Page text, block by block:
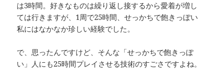
は3時間。好きなものは繰り返し接するから愛着が増し
ては行きますが、1周で25時間、せっかちで飽きっぽい
私にはなかなか珍しい経験でした。
で、思ったんですけど、そんな「せっかちで飽きっぽ
い」人にも25時間プレイさせる技術のすごさですよね。